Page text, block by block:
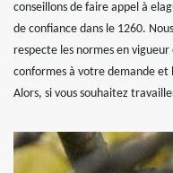
conseillons de faire appel à
de confiance dans le 1260.
respecte les normes en
conformes à votre demande et
Alors, si vous souhaitez